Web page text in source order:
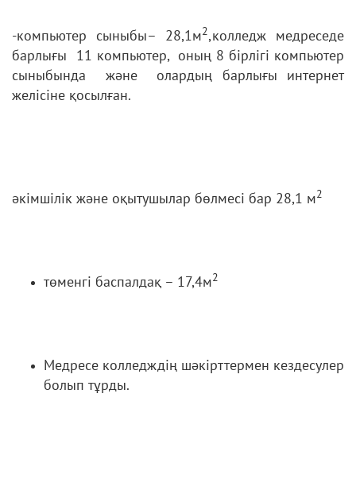
-компьютер сыныбы– 28,1м2,колледж медреседе
барлығы 11 компьютер, оның 8 бірлігі компьютер
сыныбында және олардың барлығы интернет
желісіне қосылған.
әкімшілік және оқытушылар бөлмесі бар 28,1 м2
төменгі баспалдақ – 17,4м2
Медресе колледждің шәкірттермен кездесулер
болып тұрды.